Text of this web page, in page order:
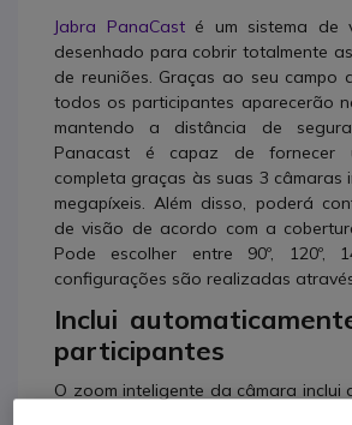
Jabra PanaCasté um sistema de
desenhado para cobrir totalmente
de reuniões. Graças ao seu campo
todos os participantes aparecerão
mantendo a distância de
Panacast é capaz de fornecer
completa graças às suas 3 câmaras
megapíxeis. Além disso, poderá
de visão de acordo com a
Pode escolher entre 90º, 120º,
configurações são realizadas
Inclui
participantes
O zoom inteligente da câmara inclui